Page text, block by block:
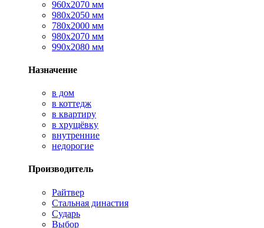
960х2070 мм
980х2050 мм
780х2000 мм
980х2070 мм
990х2080 мм
Назначение
в дом
в коттедж
в квартиру
в хрущёвку
внутренние
недорогие
Производитель
Райтвер
Стальная династия
Сударь
Выбор